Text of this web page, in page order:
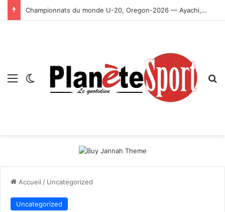
Championnats du monde U-20, Oregon-2026 — Ayachi, Dissa, Touahria et Ghezali en finale
Menu Switch skin
Accueil / Uncategorized
Uncategorized